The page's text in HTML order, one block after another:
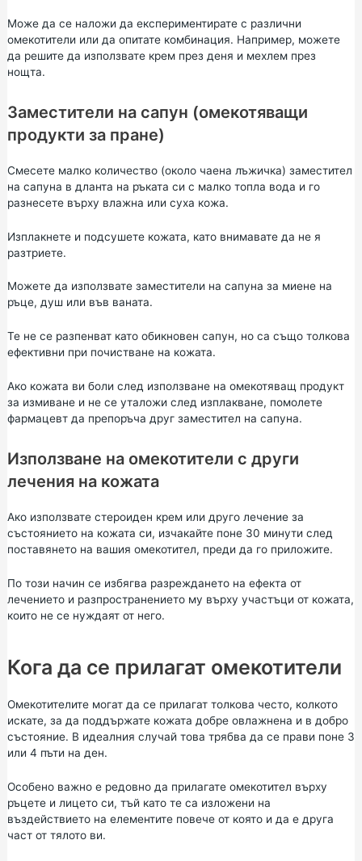
Може да се наложи да експериментирате с различни
омекотители или да опитате комбинация. Например, можете
да решите да използвате крем през деня и мехлем през
нощта.
Заместители на сапун (омекотяващи
продукти за пране)
Смесете малко количество (около чаена лъжичка) заместител
на сапуна в дланта на ръката си с малко топла вода и го
разнесете върху влажна или суха кожа.
Изплакнете и подсушете кожата, като внимавате да не я
разтриете.
Можете да използвате заместители на сапуна за миене на
ръце, душ или във ваната.
Те не се разпенват като обикновен сапун, но са също толкова
ефективни при почистване на кожата.
Ако кожата ви боли след използване на омекотяващ продукт
за измиване и не се уталожи след изплакване, помолете
фармацевт да препоръча друг заместител на сапуна.
Използване на омекотители с други
лечения на кожата
Ако използвате стероиден крем или друго лечение за
състоянието на кожата си, изчакайте поне 30 минути след
поставянето на вашия омекотител, преди да го приложите.
По този начин се избягва разреждането на ефекта от
лечението и разпространението му върху участъци от кожата,
които не се нуждаят от него.
Кога да се прилагат омекотители
Омекотителите могат да се прилагат толкова често, колкото
искате, за да поддържате кожата добре овлажнена и в добро
състояние. В идеалния случай това трябва да се прави поне 3
или 4 пъти на ден.
Особено важно е редовно да прилагате омекотител върху
ръцете и лицето си, тъй като те са изложени на
въздействието на елементите повече от която и да е друга
част от тялото ви.